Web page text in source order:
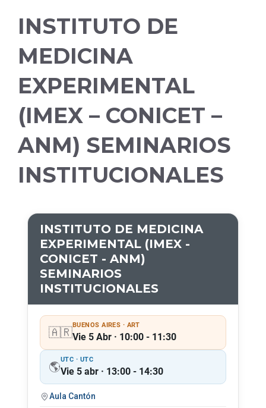
INSTITUTO DE
MEDICINA
EXPERIMENTAL
(IMEX – CONICET –
ANM) SEMINARIOS
INSTITUCIONALES
INSTITUTO DE MEDICINA
EXPERIMENTAL (IMEX -
CONICET - ANM)
SEMINARIOS
INSTITUCIONALES
🇦🇷
BUENOS AIRES · ART
Vie 5 Abr · 10:00 - 11:30
🌎
UTC · UTC
Vie 5 abr · 13:00 - 14:30
Aula Cantón